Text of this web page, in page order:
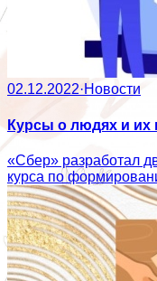
02.12.2022·Новости
Курсы о людях и их
«Сбер» разработал
курса по